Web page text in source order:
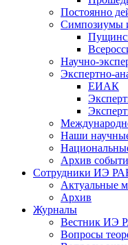
Постоянно
Симпозиумы
Научно-
Экспертно-
ЕИАК
Наши
Архив
Сотрудники ИЭ
Актуальные
Архив
Журналы
Вестник ИЭ
Вопросы